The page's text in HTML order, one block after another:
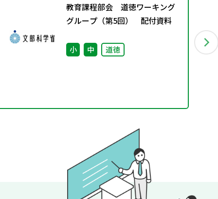
教育課程部会 道徳ワーキング
グループ（第5回） 配付資料
小 中 道徳